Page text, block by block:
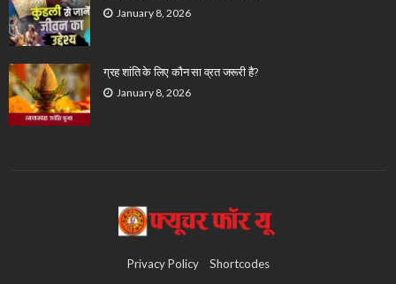
January 8, 2026
ग्रह शांति के लिए कौन सा व्रत जरूरी है?
January 8, 2026
Privacy Policy Shortcodes